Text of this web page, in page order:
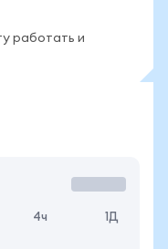
работать и
4ч 1Д